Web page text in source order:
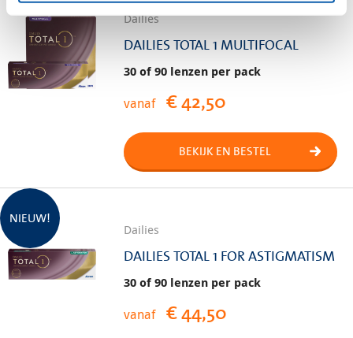
Dailies
DAILIES TOTAL 1 MULTIFOCAL
30 of 90 lenzen per pack
vanaf € 42,50
BEKIJK EN BESTEL
Dailies
DAILIES TOTAL 1 FOR ASTIGMATISM
30 of 90 lenzen per pack
vanaf € 44,50
NIEUW!